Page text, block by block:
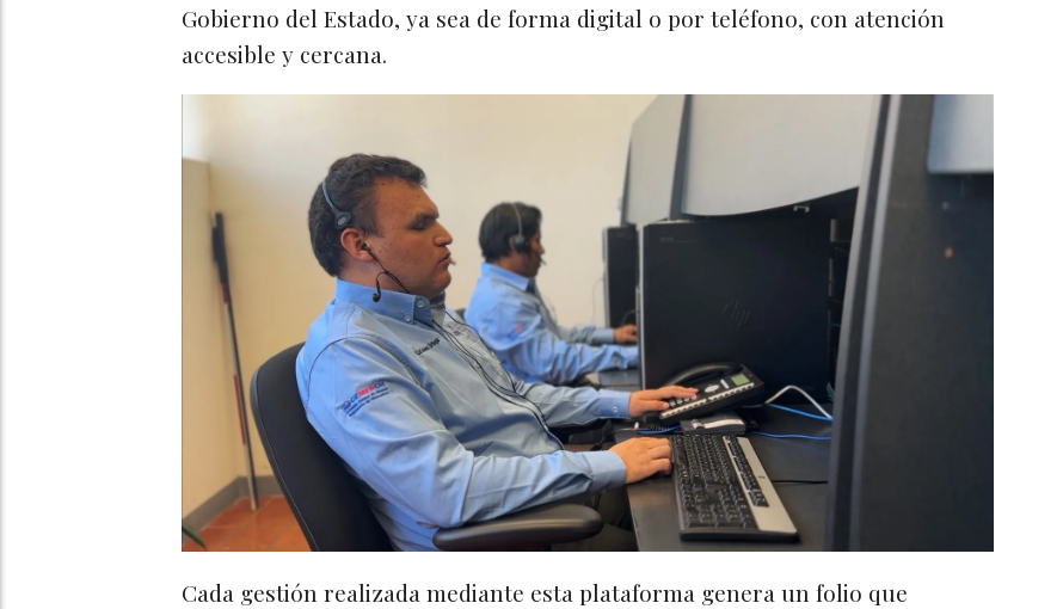
Gobierno del Estado, ya sea de forma digital o por teléfono, con atención
accesible y cercana.
Cada gestión realizada mediante esta plataforma genera un folio que